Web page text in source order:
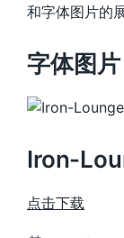
和字体图片的展
字体图片
Iron-
点击下载